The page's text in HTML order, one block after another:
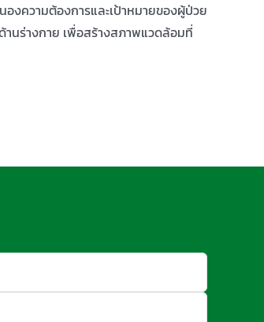
ความต้องการและเป้าหมายของผู้ป่วย
นร่างกาย เพื่อสร้างสภาพแวดล้อมที่